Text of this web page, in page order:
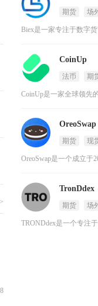
期货 场
CoinUp
法币 期
OreoSwap
期货 现
TronDdex
期货 场